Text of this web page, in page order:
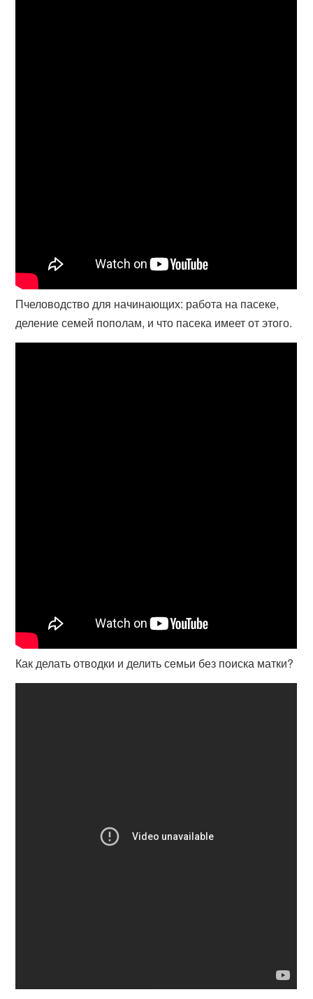
Пчеловодство для начинающих: работа на пасеке,
деление семей пополам, и что пасека имеет от этого.
Как делать отводки и делить семьи без поиска матки?